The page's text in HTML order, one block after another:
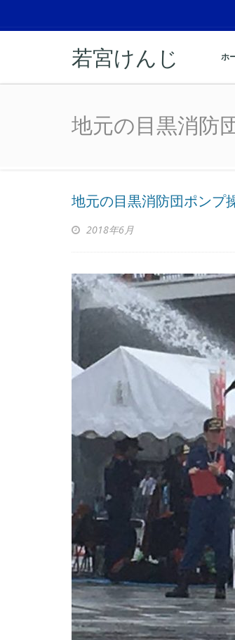
若宮けんじ ホ
地元の目黒消防
地元の目黒消防団ポンプ
2018年6月